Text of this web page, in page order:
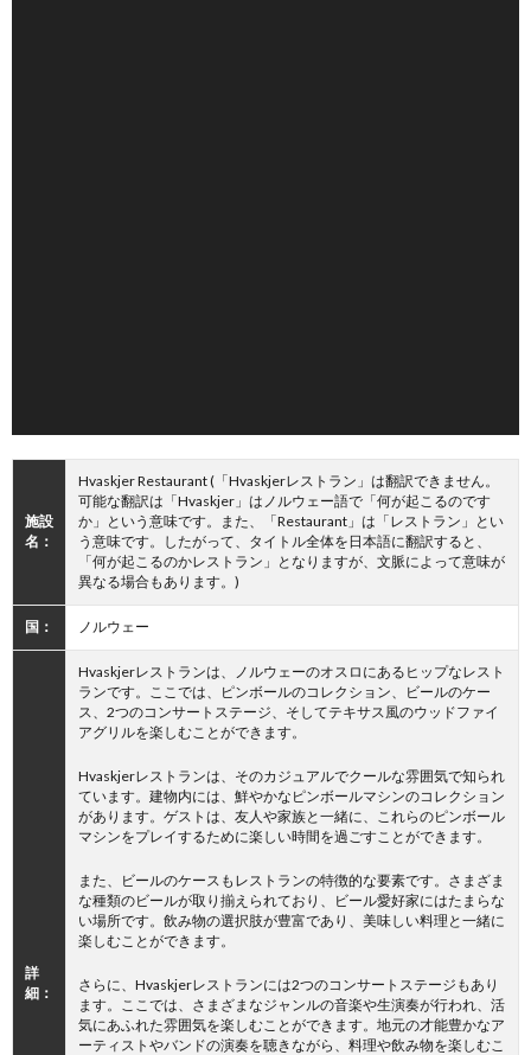
施設
名：
Hvaskjer Restaurant (「Hvaskjerレストラン」は翻訳できません。
可能な翻訳は「Hvaskjer」はノルウェー語で「何が起こるのです
か」という意味です。また、「Restaurant」は「レストラン」とい
う意味です。したがって、タイトル全体を日本語に翻訳すると、
「何が起こるのかレストラン」となりますが、文脈によって意味が
異なる場合もあります。)
国： ノルウェー
詳
細：
Hvaskjerレストランは、ノルウェーのオスロにあるヒップなレスト
ランです。ここでは、ピンボールのコレクション、ビールのケー
ス、2つのコンサートステージ、そしてテキサス風のウッドファイ
アグリルを楽しむことができます。
Hvaskjerレストランは、そのカジュアルでクールな雰囲気で知られ
ています。建物内には、鮮やかなピンボールマシンのコレクション
があります。ゲストは、友人や家族と一緒に、これらのピンボール
マシンをプレイするために楽しい時間を過ごすことができます。
また、ビールのケースもレストランの特徴的な要素です。さまざま
な種類のビールが取り揃えられており、ビール愛好家にはたまらな
い場所です。飲み物の選択肢が豊富であり、美味しい料理と一緒に
楽しむことができます。
さらに、Hvaskjerレストランには2つのコンサートステージもあり
ます。ここでは、さまざまなジャンルの音楽や生演奏が行われ、活
気にあふれた雰囲気を楽しむことができます。地元の才能豊かなア
ーティストやバンドの演奏を聴きながら、料理や飲み物を楽しむこ